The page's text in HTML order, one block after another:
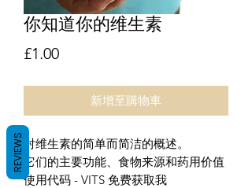
你知道你的维生素
£1.00價格
新增至購物車
对维生素的简单而简洁的概述。
它们的主要功能、食物来源和药用价值
使用代码 - VITS 免费获取我
REVIEWS